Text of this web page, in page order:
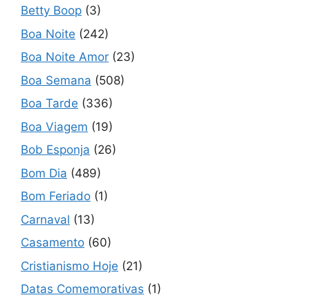
Betty Boop (3)
Boa Noite (242)
Boa Noite Amor (23)
Boa Semana (508)
Boa Tarde (336)
Boa Viagem (19)
Bob Esponja (26)
Bom Dia (489)
Bom Feriado (1)
Carnaval (13)
Casamento (60)
Cristianismo Hoje (21)
Datas Comemorativas (1)